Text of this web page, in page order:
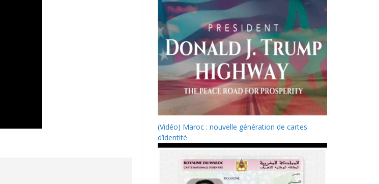
(Vidéo) Maroc : nouvelle génération de cartes
d’identité